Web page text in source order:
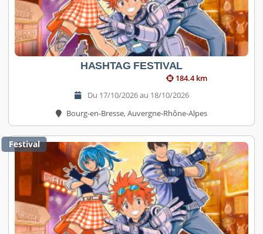
HASHTAG FESTIVAL
184.4 km
Du 17/10/2026 au 18/10/2026
Bourg-en-Bresse, Auvergne-Rhône-Alpes
Festival